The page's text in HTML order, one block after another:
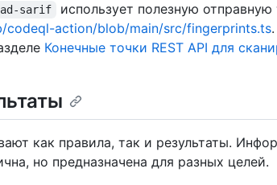
sarif
использует полезную отправную
codeql-action/blob/main/src/fingerprints.ts
Конечные точки REST API для
как правила, так и результаты.
но предназначена для разных целей.